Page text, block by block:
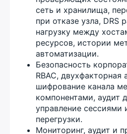
сеть и хранилища,
при отказе узла, DRS
нагрузку между
ресурсов, истории
автоматизации.
Безопасность
RBAC, двухфакторная
шифрование канала
компонентами, аудит
управление сессиями
перегрузки.
Мониторинг, аудит и